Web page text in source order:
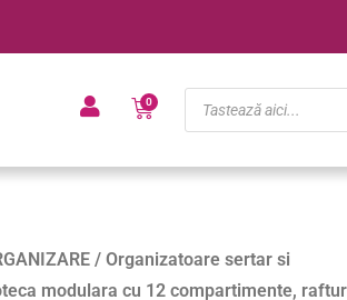
0
Cart
Products
search
/Organizatoare sertar si
modulara cu 12 compartimente,